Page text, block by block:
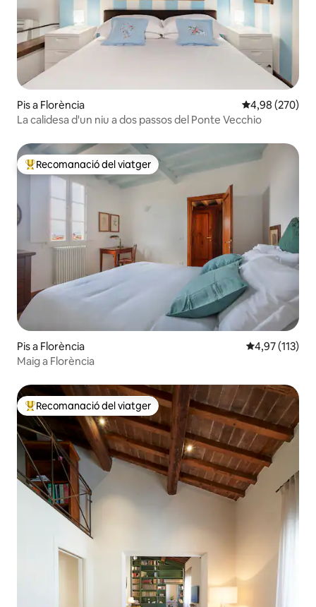
Pis a Florència 4,98 de
4,98 (270)
La calidesa d'un niu a dos passos del Ponte Vecchio
Principals recomanacions dels viatgers
Recomanació del viatger
Pis a Florència 4,97 de
4,97 (113)
Maig a Florència
Principals recomanacions dels viatgers
Recomanació del viatger